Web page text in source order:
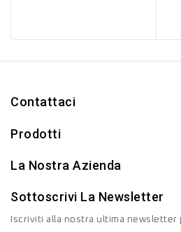
Contattaci
Prodotti
La Nostra Azienda
Sottoscrivi La Newsletter
Iscriviti alla nostra ultima